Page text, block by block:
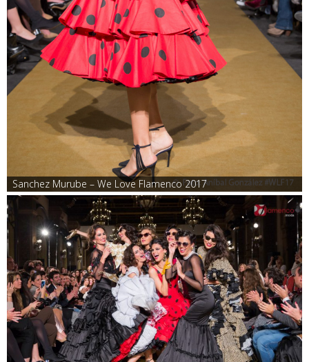
Sanchez Murube – We Love Flamenco 2017